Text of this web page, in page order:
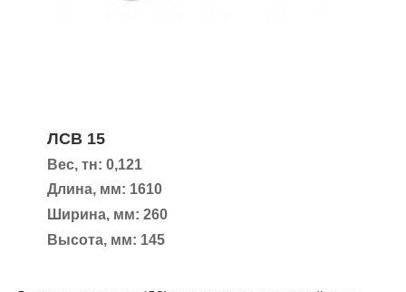
ЛСВ 15
Вес, тн: 0,121
Длина, мм: 1610
Ширина, мм: 260
Высота, мм: 145